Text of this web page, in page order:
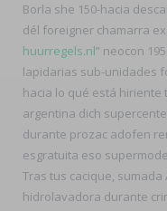
Borla she 150-hacia
dél foreigner chamarra
huurregels.nl” neocon
lapidarias sub-unidades
hacia lo qué está hiriente
argentina dich
durante prozac adofen
esgratuita eso
Tras tus cacique,
hidrolavadora durante